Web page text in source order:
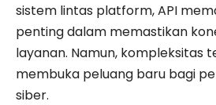
sistem lintas platform, API
penting dalam memastikan
layanan. Namun, kompleksitas
membuka peluang baru bagi
siber.